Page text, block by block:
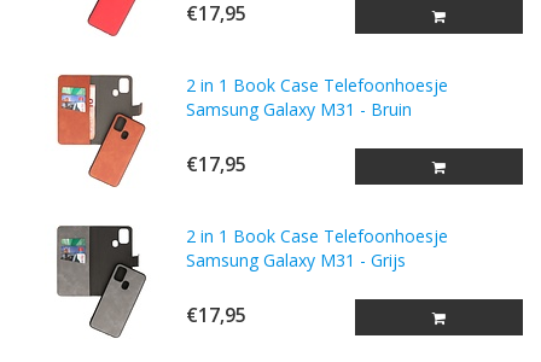
€17,95
2 in 1 Book Case Telefoonhoesje
Samsung Galaxy M31 - Bruin
€17,95
2 in 1 Book Case Telefoonhoesje
Samsung Galaxy M31 - Grijs
€17,95